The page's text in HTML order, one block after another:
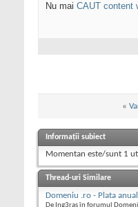
Nu mai CAUT content
«
Informații subiect
Momentan este/sunt 1
Thread-uri Similare
Domeniu .ro - Plata